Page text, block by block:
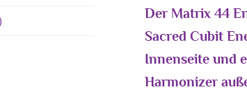
Der Matrix 44
Sacred Cubit
Innenseite und
Harmonizer